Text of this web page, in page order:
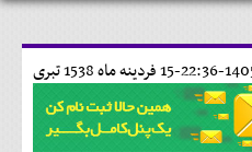
15 فردينه ماه 1538 تبری